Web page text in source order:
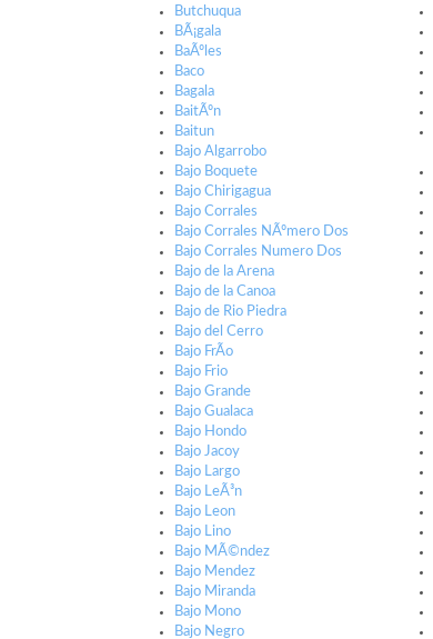
Butchuqua
BÃ¡gala
BaÃºles
Baco
Bagala
BaitÃºn
Baitun
Bajo Algarrobo
Bajo Boquete
Bajo Chirigagua
Bajo Corrales
Bajo Corrales NÃºmero Dos
Bajo Corrales Numero Dos
Bajo de la Arena
Bajo de la Canoa
Bajo de Rio Piedra
Bajo del Cerro
Bajo FrÃ­o
Bajo Frio
Bajo Grande
Bajo Gualaca
Bajo Hondo
Bajo Jacoy
Bajo Largo
Bajo LeÃ³n
Bajo Leon
Bajo Lino
Bajo MÃ©ndez
Bajo Mendez
Bajo Miranda
Bajo Mono
Bajo Negro